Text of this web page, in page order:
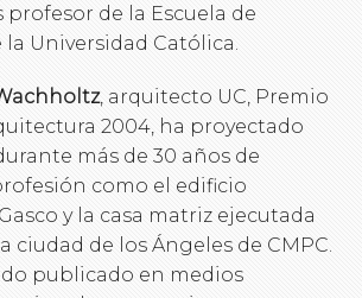
de la Escuela de
Universidad Católica.
, arquitecto UC, Premio
2004, ha proyectado
más de 30 años de
como el edificio
y la casa matriz ejecutada
ciudad de los Ángeles de CMPC.
publicado en medios